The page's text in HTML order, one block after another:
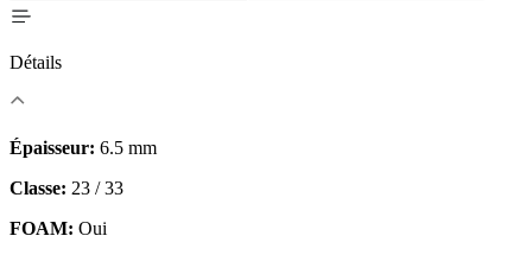
Détails
Épaisseur: 6.5 mm
Classe: 23 / 33
FOAM: Oui